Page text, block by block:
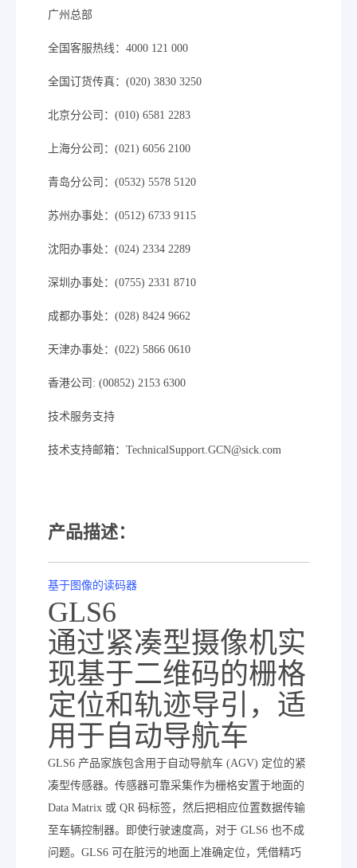
广州总部
全国客服热线：4000 121 000
全国订货传真：(020) 3830 3250
北京分公司：(010) 6581 2283
上海分公司：(021) 6056 2100
青岛分公司：(0532) 5578 5120
苏州办事处：(0512) 6733 9115
沈阳办事处：(024) 2334 2289
深圳办事处：(0755) 2331 8710
成都办事处：(028) 8424 9662
天津办事处：(022) 5866 0610
香港公司: (00852) 2153 6300
技术服务支持
技术支持邮箱：TechnicalSupport.GCN@sick.com
产品描述：
基于图像的读码器
GLS6
通过紧凑型摄像机实
现基于二维码的栅格
定位和轨迹导引，适
用于自动导航车
GLS6 产品家族包含用于自动导航车 (AGV) 定位的紧
凑型传感器。传感器可靠采集作为栅格安置于地面的
Data Matrix 或 QR 码标签，然后把相应位置数据传输
至车辆控制器。即使行驶速度高，对于 GLS6 也不成
问题。GLS6 可在脏污的地面上准确定位，凭借精巧